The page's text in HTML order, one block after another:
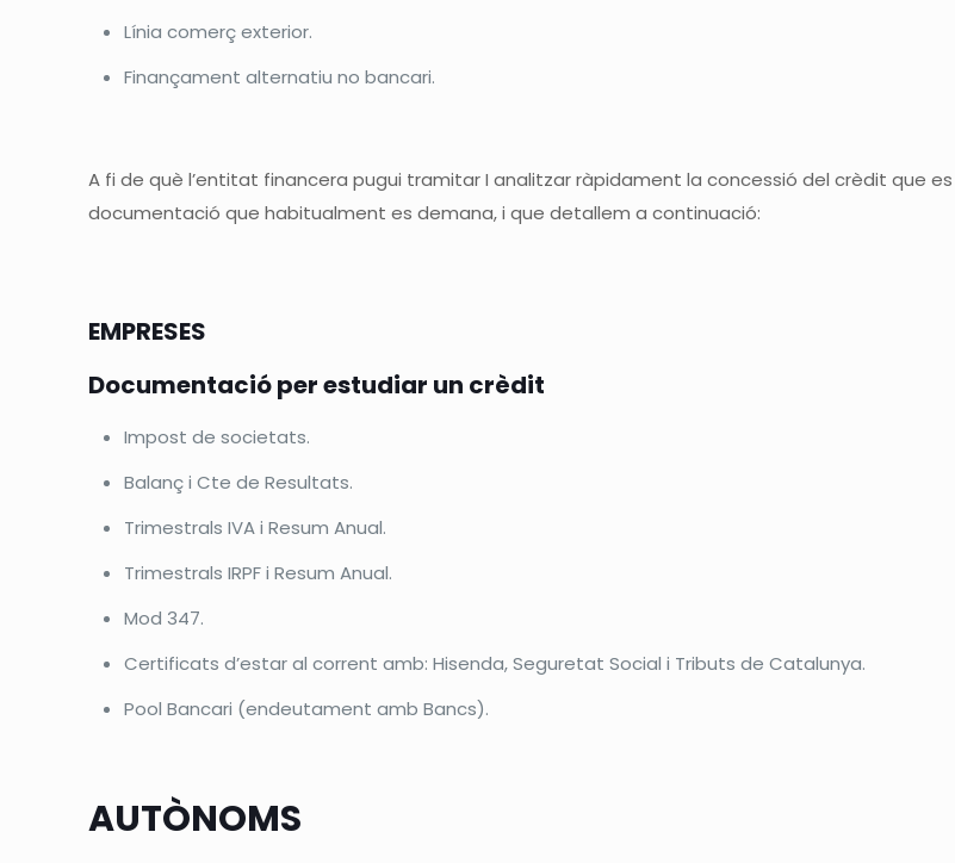
Línia comerç exterior.
Finançament alternatiu no bancari.
A fi de què l’entitat financera pugui tramitar I analitzar ràpidament la concessió del crèdit que
documentació que habitualment es demana, i que detallem a continuació:
EMPRESES
Documentació per estudiar un crèdit
Impost de societats.
Balanç i Cte de Resultats.
Trimestrals IVA i Resum Anual.
Trimestrals IRPF i Resum Anual.
Mod 347.
Certificats d’estar al corrent amb: Hisenda, Seguretat Social i Tributs de Catalunya.
Pool Bancari (endeutament amb Bancs).
AUTÒNOMS